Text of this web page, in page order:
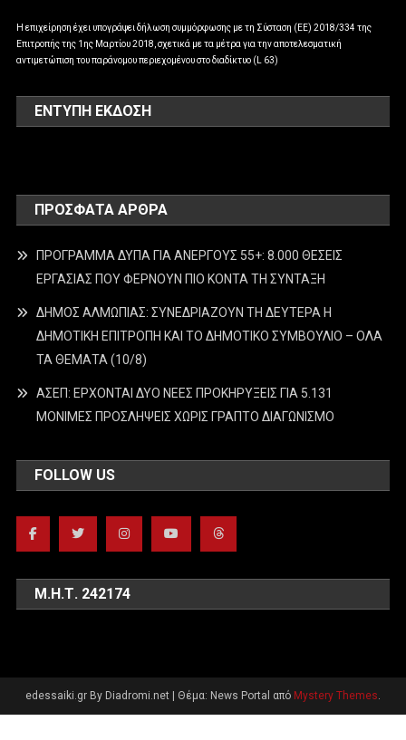
Η επιχείρηση έχει υπογράψει δήλωση συμμόρφωσης με τη Σύσταση (ΕΕ) 2018/334 της
Επιτροπής της 1ης Μαρτίου 2018, σχετικά με τα μέτρα για την αποτελεσματική
αντιμετώπιση του παράνομου περιεχομένου στο διαδίκτυο (L 63)
ΕΝΤΥΠΗ ΕΚΔΟΣΗ
ΠΡΌΣΦΑΤΑ ΆΡΘΡΑ
ΠΡΟΓΡΑΜΜΑ ΔΥΠΑ ΓΙΑ ΑΝΕΡΓΟΥΣ 55+: 8.000 ΘΕΣΕΙΣ
ΕΡΓΑΣΙΑΣ ΠΟΥ ΦΕΡΝΟΥΝ ΠΙΟ ΚΟΝΤΑ ΤΗ ΣΥΝΤΑΞΗ
ΔΗΜΟΣ ΑΛΜΩΠΙΑΣ: ΣΥΝΕΔΡΙΑΖΟΥΝ ΤΗ ΔΕΥΤΕΡΑ H
ΔΗΜΟΤΙΚΗ ΕΠΙΤΡΟΠΗ ΚΑΙ ΤΟ ΔΗΜΟΤΙΚΟ ΣΥΜΒΟΥΛΙΟ – ΟΛΑ
ΤΑ ΘΕΜΑΤΑ (10/8)
ΑΣΕΠ: ΕΡΧΟΝΤΑΙ ΔΥΟ ΝΕΕΣ ΠΡΟΚΗΡΥΞΕΙΣ ΓΙΑ 5.131
ΜΟΝΙΜΕΣ ΠΡΟΣΛΗΨΕΙΣ ΧΩΡΙΣ ΓΡΑΠΤΟ ΔΙΑΓΩΝΙΣΜΟ
FOLLOW US
Μ.Η.Τ. 242174
edessaiki.gr By Diadromi.net Θέμα: News Portal από Mystery Themes.